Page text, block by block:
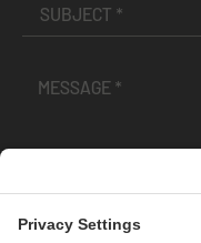
andPrivacy Policy